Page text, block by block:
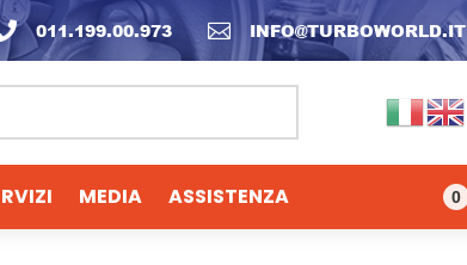
 INFO@TURBOWORLD.IT
011.199.00.973
MEDIA ASSISTENZA 0